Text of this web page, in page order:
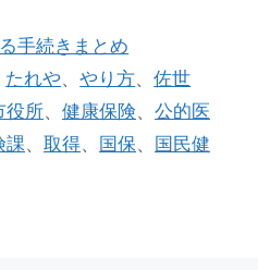
手続きまとめ
たれや、やり方、佐世
役所、 健康保険、 公的医
課、 取得、 国保、 国民健